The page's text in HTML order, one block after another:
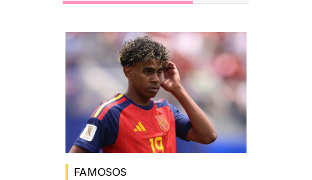
FAMOSOS